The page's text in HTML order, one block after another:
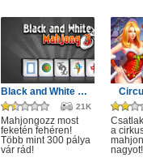
Black and White Mahjong 3
21K
Mahjongozz most
feketén fehéren!
Több mint 300 pálya
vár rád!
a
nagyot!